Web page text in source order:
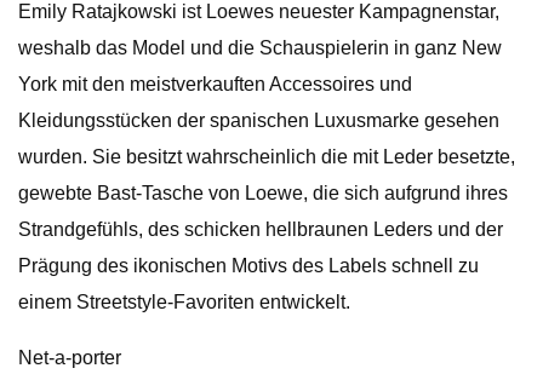
Emily Ratajkowski ist Loewes neuester Kampagnenstar,
weshalb das Model und die Schauspielerin in ganz New
York mit den meistverkauften Accessoires und
Kleidungsstücken der spanischen Luxusmarke gesehen
wurden. Sie besitzt wahrscheinlich die mit Leder besetzte,
gewebte Bast-Tasche von Loewe, die sich aufgrund ihres
Strandgefühls, des schicken hellbraunen Leders und der
Prägung des ikonischen Motivs des Labels schnell zu
einem Streetstyle-Favoriten entwickelt.
Net-a-porter